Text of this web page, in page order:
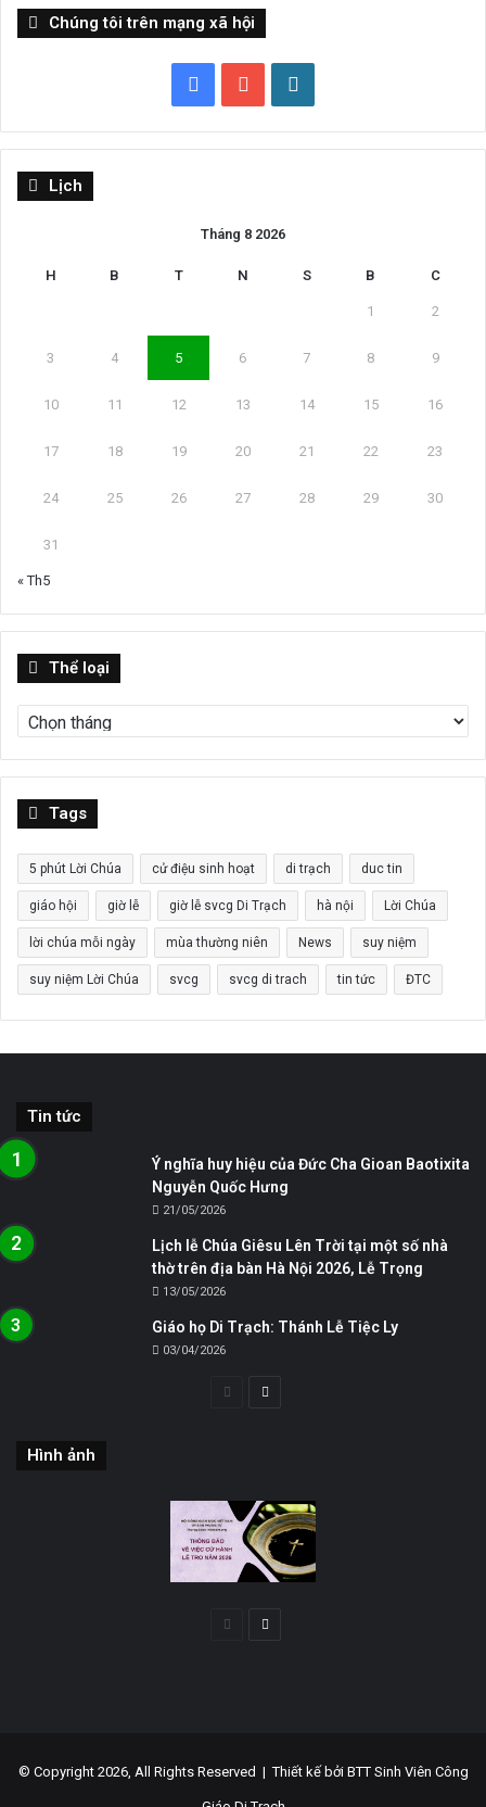
Chúng tôi trên mạng xã hội
FacebookYouTube
Lịch
Tháng 8 2026
H B T N S B C
1 2
3 4 5 6 7 8 9
10 11 12 13 14 15 16
17 18 19 20 21 22 23
24 25 26 27 28 29 30
31
« Th5
Thể loại
loại
Tags
5 phút Lời Chúa cử điệu sinh hoạt di trạch duc tin
giáo hội giờ lễ giờ lễ svcg Di Trạch hà nội Lời Chúa
lời chúa mỗi ngày mùa thường niên News suy niệm
suy niệm Lời Chúa svcg svcg di trach tin tức ĐTC
Tin tức
Ý nghĩa huy hiệu của Đức Cha Gioan Baotixita
Nguyễn Quốc Hưng
21/05/2026
Lịch lễ Chúa Giêsu Lên Trời tại một số nhà
thờ trên địa bàn Hà Nội 2026, Lễ Trọng
13/05/2026
Giáo họ Di Trạch: Thánh Lễ Tiệc Ly
03/04/2026
Trang Trang
Hình ảnh
Trang Trang
© Copyright 2026, All Rights Reserved |Thiết kế bởi BTT Sinh Viên Công